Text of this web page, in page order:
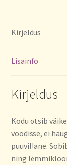
Kirjeldus
Lisainfo
Kirjeldus
Kodu otsib
voodisse, ei
puuvillane.
ning